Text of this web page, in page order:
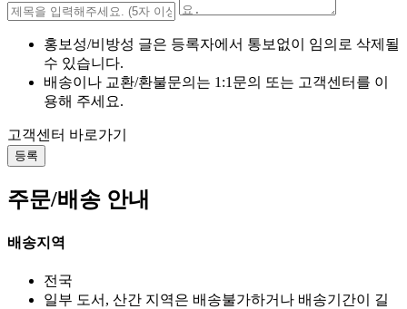
홍보성/비방성 글은 등록자에서 통보없이 임의로 삭제될
수 있습니다.
배송이나 교환/환불문의는 1:1문의 또는 고객센터를 이
용해 주세요.
고객센터 바로가기
등록
주문/배송 안내
배송지역
전국
일부 도서, 산간 지역은 배송불가하거나 배송기간이 길